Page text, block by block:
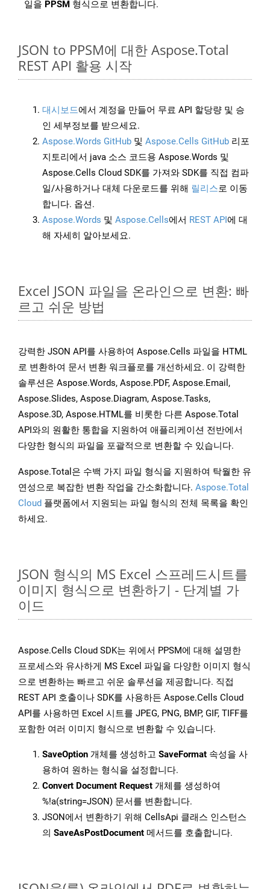
일을 PPSM 형식으로 변환합니다.
JSON to PPSM에 대한 Aspose.Total
REST API 활용 시작
대시보드에서 계정을 만들어 무료 API 할당량 및 승
인 세부정보를 받으세요.
Aspose.Words GitHub 및 Aspose.Cells GitHub 리포
지토리에서 java 소스 코드용 Aspose.Words 및
Aspose.Cells Cloud SDK를 가져와 SDK를 직접 컴파
일/사용하거나 대체 다운로드를 위해 릴리스로 이동
합니다. 옵션.
Aspose.Words 및 Aspose.Cells에서 REST API에 대
해 자세히 알아보세요.
Excel JSON 파일을 온라인으로 변환: 빠
르고 쉬운 방법
강력한 JSON API를 사용하여 Aspose.Cells 파일을 HTML
로 변환하여 문서 변환 워크플로를 개선하세요. 이 강력한
솔루션은 Aspose.Words, Aspose.PDF, Aspose.Email,
Aspose.Slides, Aspose.Diagram, Aspose.Tasks,
Aspose.3D, Aspose.HTML를 비롯한 다른 Aspose.Total
API와의 원활한 통합을 지원하여 애플리케이션 전반에서
다양한 형식의 파일을 포괄적으로 변환할 수 있습니다.
Aspose.Total은 수백 가지 파일 형식을 지원하여 탁월한 유
연성으로 복잡한 변환 작업을 간소화합니다. Aspose.Total
Cloud 플랫폼에서 지원되는 파일 형식의 전체 목록을 확인
하세요.
JSON 형식의 MS Excel 스프레드시트를
이미지 형식으로 변환하기 - 단계별 가
이드
Aspose.Cells Cloud SDK는 위에서 PPSM에 대해 설명한
프로세스와 유사하게 MS Excel 파일을 다양한 이미지 형식
으로 변환하는 빠르고 쉬운 솔루션을 제공합니다. 직접
REST API 호출이나 SDK를 사용하든 Aspose.Cells Cloud
API를 사용하면 Excel 시트를 JPEG, PNG, BMP, GIF, TIFF를
포함한 여러 이미지 형식으로 변환할 수 있습니다.
SaveOption 개체를 생성하고 SaveFormat 속성을 사
용하여 원하는 형식을 설정합니다.
Convert Document Request 개체를 생성하여
%!a(string=JSON) 문서를 변환합니다.
JSON에서 변환하기 위해 CellsApi 클래스 인스턴스
의 SaveAsPostDocument 메서드를 호출합니다.